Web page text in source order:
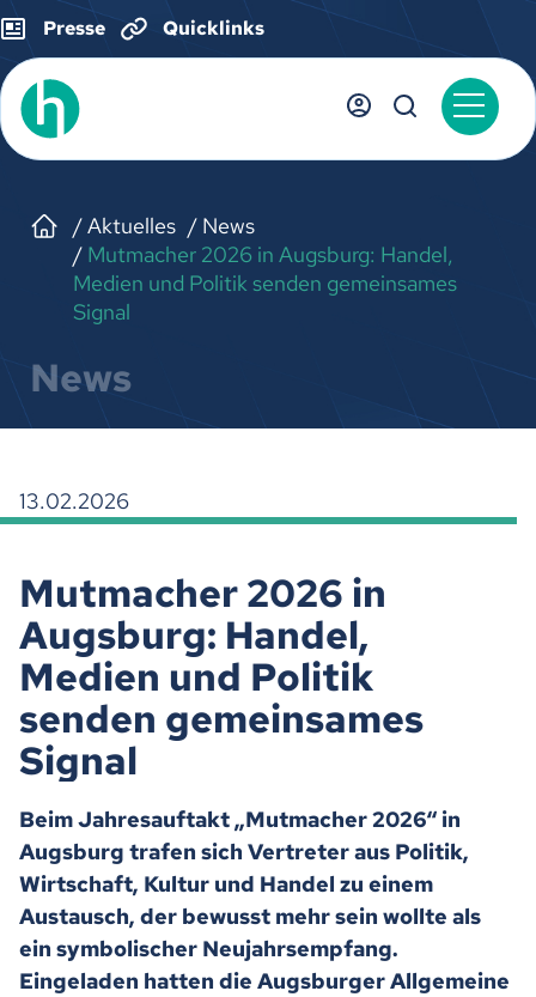
Presse Quicklinks
Aktuelles
News
Mutmacher 2026 in Augsburg: Handel,
Medien und Politik senden gemeinsames
Signal
News
13.02.2026
Mutmacher 2026 in
Augsburg: Handel,
Medien und Politik
senden gemeinsames
Signal
Beim Jahresauftakt „Mutmacher 2026“ in
Augsburg trafen sich Vertreter aus Politik,
Wirtschaft, Kultur und Handel zu einem
Austausch, der bewusst mehr sein wollte als
ein symbolischer Neujahrsempfang.
Eingeladen hatten die Augsburger Allgemeine